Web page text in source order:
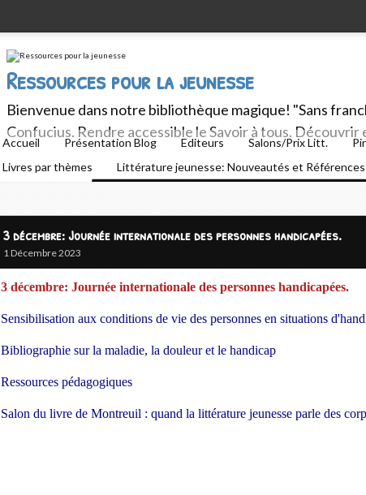
Ressources pour la jeunesse
Bienvenue dans notre bibliothèque magique! "Sans
Confucius. Rendre accessible le Savoir à tous. Découvrir
Accueil Présentation Blog Editeurs Salons/Prix Litt.
Livres par thèmes
Littérature jeunesse: Nouveautés et Références
3 décembre: Journée internationale des personnes handicapées.
1 Décembre 2023
3 décembre: Journée internationale des personnes handicapées.
Sensibilisation aux conditions de vie des personnes en situations
Bibliographie sur la maladie, la douleur et le handicap
Ressources pédagogiques
Salon du livre de Montreuil : quand la littérature jeunesse parle des